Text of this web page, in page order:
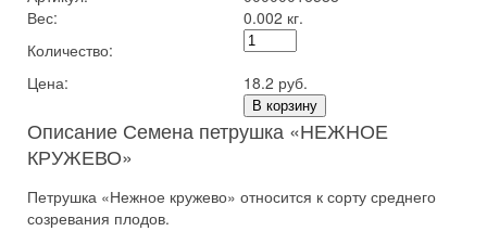
Вес:
0.002 кг.
Количество:
Цена:
18.2 руб.
В корзину
Описание Семена петрушка «НЕЖНОЕ
КРУЖЕВО»
Петрушка «Нежное кружево» относится к сорту среднего
созревания плодов.